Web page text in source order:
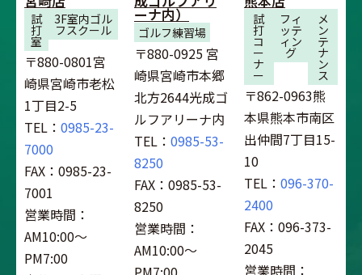
試
打
室
3F室内ゴル
フスクール
〒880-0801宮
崎県宮崎市老松
1丁目2-5
TEL： 0985-23-
7000
FAX：0985-23-
7001
営業時間：
AM10:00～
PM7:00
ーナ内）
ゴルフ練習場
〒880-0925 宮
崎県宮崎市本郷
北方2644光成ゴ
ルフアリーナ内
TEL： 0985-53-
8250
FAX：0985-53-
8250
営業時間：
AM10:00～
試
打
コ
ー
ナ
ー
フィ
ッテ
ィン
グ
メ
ン
テ
ナ
ン
ス
〒862-0963熊
本県熊本市南区
出仲間7丁目15-
10
TEL： 096-370-
2400
FAX：096-373-
2045
営業時間：